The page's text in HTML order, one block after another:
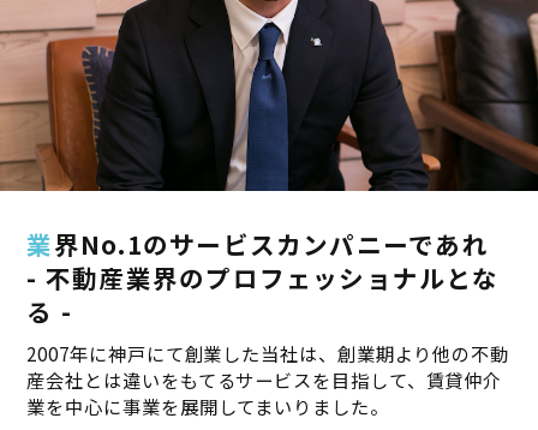
業界No.1のサービスカンパニーであれ
- 不動産業界のプロフェッショナルとな
る -
2007年に神戸にて創業した当社は、創業期より他の不動
産会社とは違いをもてるサービスを目指して、賃貸仲介
業を中心に事業を展開してまいりました。